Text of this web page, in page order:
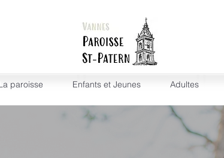
paroisse Enfants et Jeunes Adultes